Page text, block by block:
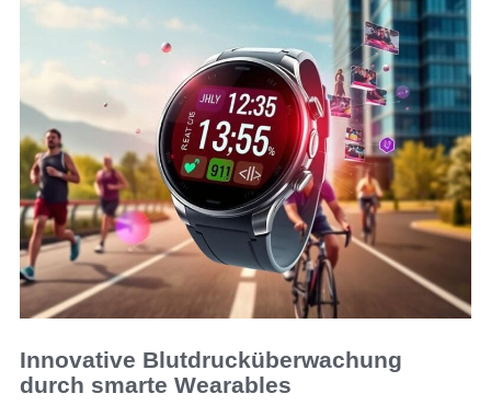
Innovative Blutdrucküberwachung
durch smarte Wearables